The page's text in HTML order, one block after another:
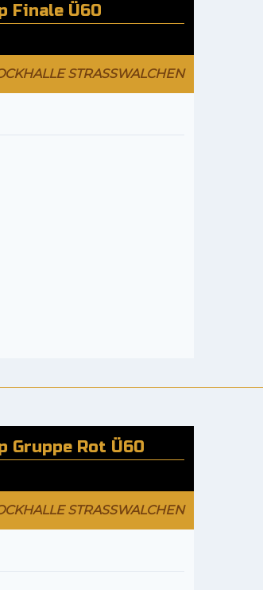
Finale Ü60
STRASSWALCHEN
Gruppe Rot Ü60
STRASSWALCHEN